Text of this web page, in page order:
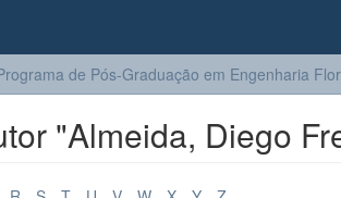
de Pós-Graduação em Engenharia
"Almeida, Diego